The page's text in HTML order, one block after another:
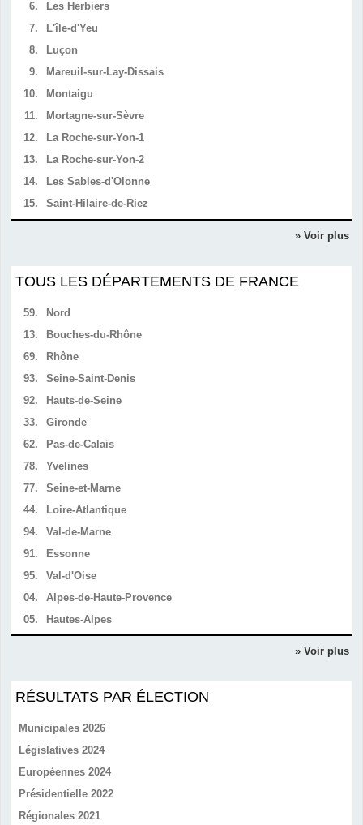
6.
Les Herbiers
7.
L'île-d'Yeu
8.
Luçon
9.
Mareuil-sur-Lay-Dissais
10.
Montaigu
11.
Mortagne-sur-Sèvre
12.
La Roche-sur-Yon-1
13.
La Roche-sur-Yon-2
14.
Les Sables-d'Olonne
15.
Saint-Hilaire-de-Riez
» Voir plus
TOUS LES DÉPARTEMENTS DE FRANCE
59.
Nord
13.
Bouches-du-Rhône
69.
Rhône
93.
Seine-Saint-Denis
92.
Hauts-de-Seine
33.
Gironde
62.
Pas-de-Calais
78.
Yvelines
77.
Seine-et-Marne
44.
Loire-Atlantique
94.
Val-de-Marne
91.
Essonne
95.
Val-d'Oise
04.
Alpes-de-Haute-Provence
05.
Hautes-Alpes
» Voir plus
RÉSULTATS PAR ÉLECTION
Municipales 2026
Législatives 2024
Européennes 2024
Présidentielle 2022
Régionales 2021